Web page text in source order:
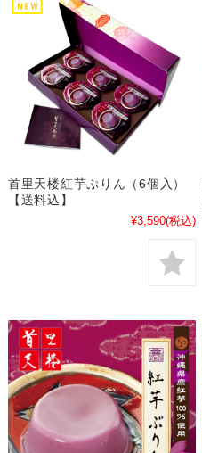
首里天楼紅芋ぷりん（6個入）
【送料込】
¥3,590(税込)